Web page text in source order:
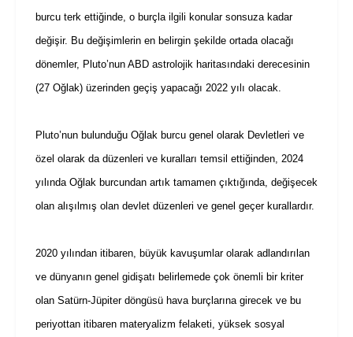
burcu terk ettiğinde, o burçla ilgili konular sonsuza kadar
değişir. Bu değişimlerin en belirgin şekilde ortada olacağı
dönemler, Pluto’nun ABD astrolojik haritasındaki derecesinin
(27 Oğlak) üzerinden geçiş yapacağı 2022 yılı olacak.
Pluto’nun bulunduğu Oğlak burcu genel olarak Devletleri ve
özel olarak da düzenleri ve kuralları temsil ettiğinden, 2024
yılında Oğlak burcundan artık tamamen çıktığında, değişecek
olan alışılmış olan devlet düzenleri ve genel geçer kurallardır.
2020 yılından itibaren, büyük kavuşumlar olarak adlandırılan
ve dünyanın genel gidişatı belirlemede çok önemli bir kriter
olan Satürn-Jüpiter döngüsü hava burçlarına girecek ve bu
periyottan itibaren materyalizm felaketi, yüksek sosyal